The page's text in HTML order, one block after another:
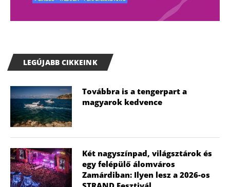
LEGÚJABB CIKKEINK
Továbbra is a tengerpart a
magyarok kedvence
Két nagyszínpad, világsztárok és
egy felépülő álomváros
Zamárdiban: Ilyen lesz a 2026-os